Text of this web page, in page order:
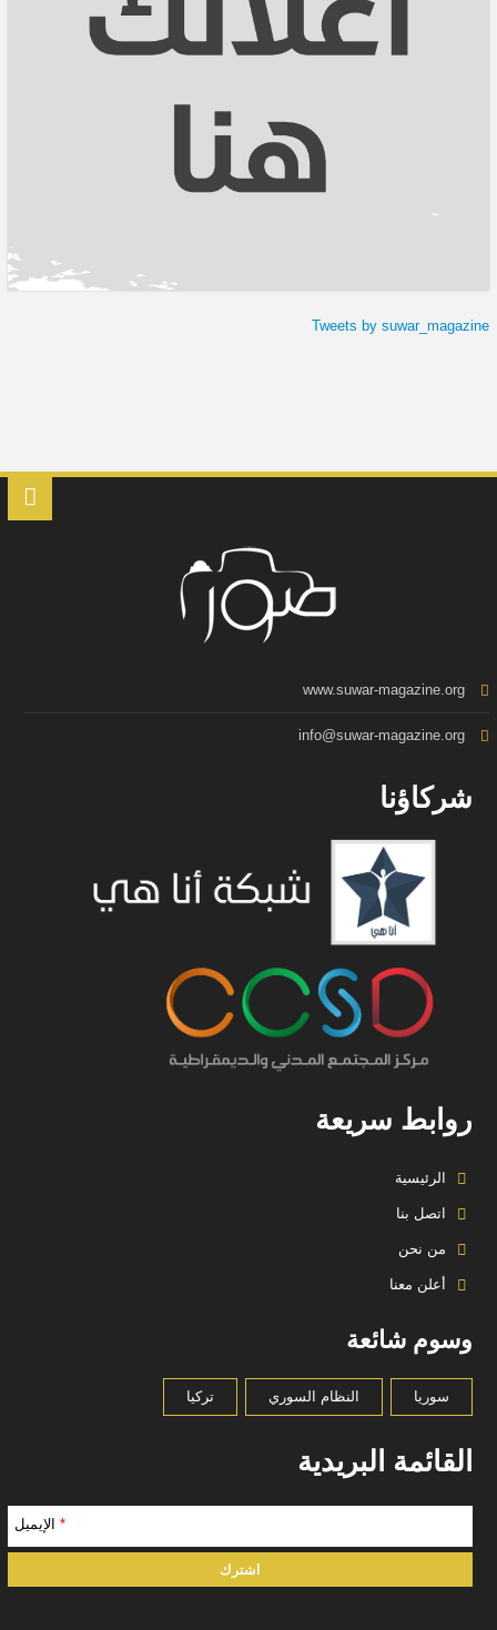
Tweets by suwar_magazine
www.suwar-magazine.org
info@suwar-magazine.org
شركاؤنا
روابط سريعة
الرئيسية
اتصل بنا
من نحن
أعلن معنا
وسوم شائعة
سوريا النظام السوري تركيا
القائمة البريدية
* الإيميل